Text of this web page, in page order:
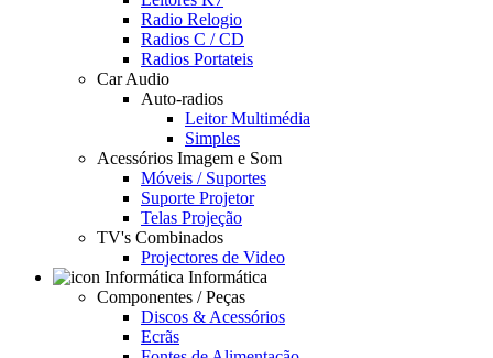
Radio Relogio
Radios C / CD
Radios Portateis
Car Audio
Auto-radios
Leitor Multimédia
Simples
Acessórios Imagem e Som
Móveis / Suportes
Suporte Projetor
Telas Projeção
TV's Combinados
Projectores de Video
Informática
Componentes / Peças
Discos & Acessórios
Ecrãs